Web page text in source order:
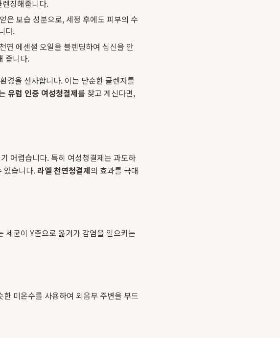
징해줍니다.
은 보습 성분으로, 세정 후에도 피부의 수
다.
연 에센셜 오일을 블렌딩하여 심신을 안
줍니다.
경을 선사합니다. 이는 단순한 클렌저를
유럽 인증 여성청결제를 찾고 계신다면,
어렵습니다. 특히 여성청결제는 과도하
있습니다. 라엘 천연청결제의 효과를 극대
세균이 Y존으로 옮겨가 감염을 일으키는
미온수를 사용하여 외음부 주변을 부드